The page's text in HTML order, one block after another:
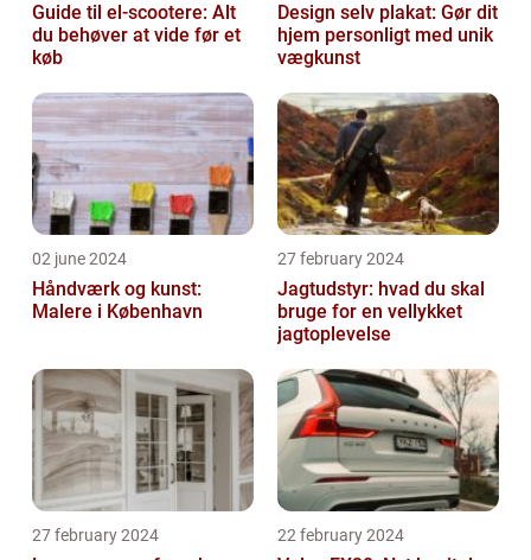
Guide til el-scootere: Alt
du behøver at vide før et
køb
Design selv plakat: Gør dit
hjem personligt med unik
vægkunst
02 june 2024
Håndværk og kunst:
Malere i København
27 february 2024
Jagtudstyr: hvad du skal
bruge for en vellykket
jagtoplevelse
27 february 2024 22 february 2024